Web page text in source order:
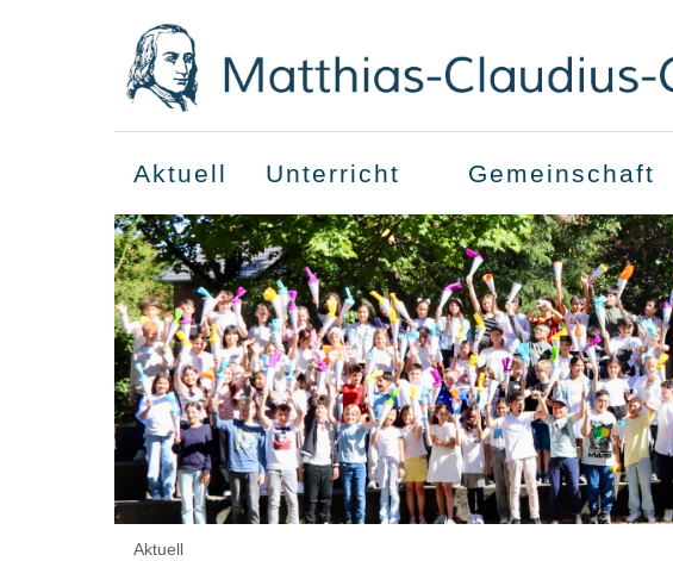
Aktuell Unterricht Gemeinschaft
Aktuell